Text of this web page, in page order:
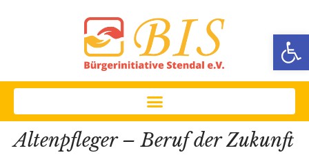
Altenpfleger – Beruf der Zukunft